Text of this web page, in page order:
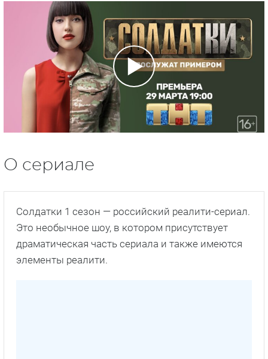
О сериале
Солдатки 1 сезон — российский реалити-сериал.
Это необычное шоу, в котором присутствует
драматическая часть сериала и также имеются
элементы реалити.